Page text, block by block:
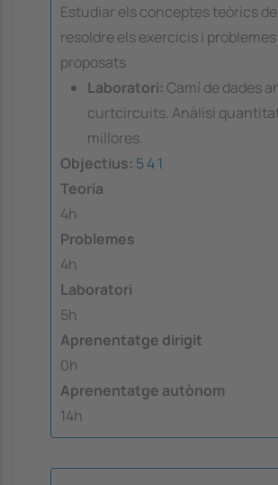
Estudiar els conceptes teòrics
resoldre els exercicis i problemes
proposats
Laboratori: Camí de dades
curtcircuits. Anàlisi
millores.
Objectius: 541
Teoria
4h
Problemes
4h
Laboratori
5h
Aprenentatge dirigit
0h
Aprenentatge autònom
14h